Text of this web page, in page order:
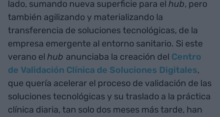
lado, sumando nueva superficie para el hub, pero
también agilizando y materializando la
transferencia de soluciones tecnológicas, de la
empresa emergente al entorno sanitario. Si este
verano el hub anunciaba la creación del Centro
de Validación Clínica de Soluciones Digitales,
que quería acelerar el proceso de validación de las
soluciones tecnológicas y su traslado a la práctica
clínica diaria, tan solo dos meses más tarde, han